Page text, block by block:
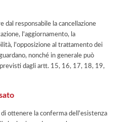
dal responsabile la cancellazione
l'aggiornamento, la
l'opposizione al trattamento dei
nonché in generale può
dagli artt. 15, 16, 17, 18, 19,
di ottenere la conferma dell'esistenza